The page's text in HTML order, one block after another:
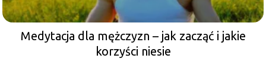
Medytacja dla mężczyzn – jak zacząć i jakie
korzyści niesie